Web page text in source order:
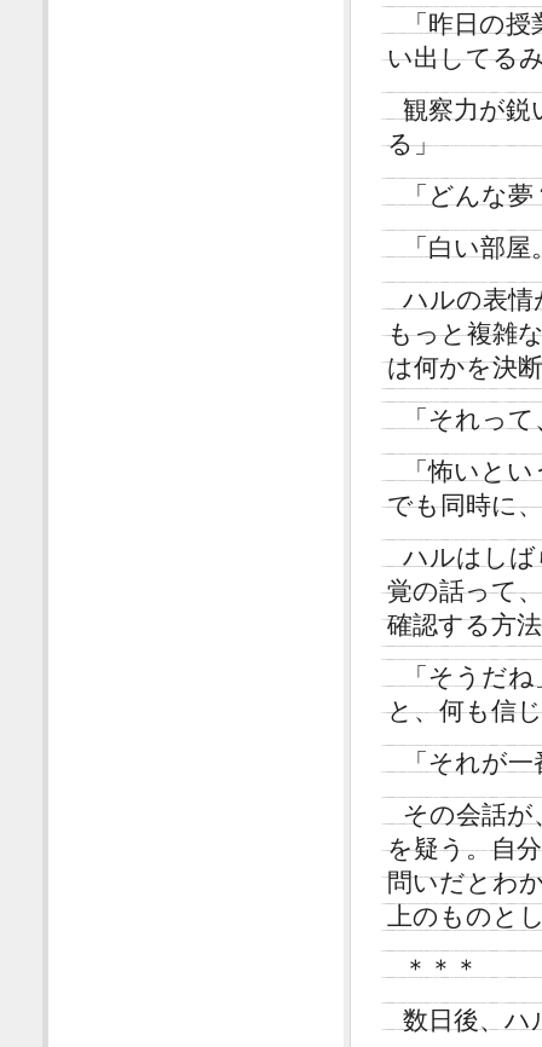
「昨日の
い出してる
観察力が鋭
る」
「どんな
「白い部
ハルの表情
もっと複雑
は何かを決
「それっ
「怖いと
でも同時に
ハルはしば
覚の話って
確認する方
「そうだ
と、何も信
「それが
その会話
を疑う。自
問いだとわ
上のものと
＊＊＊
数日後、ハ